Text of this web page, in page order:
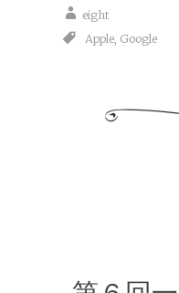
eight
Apple, Google